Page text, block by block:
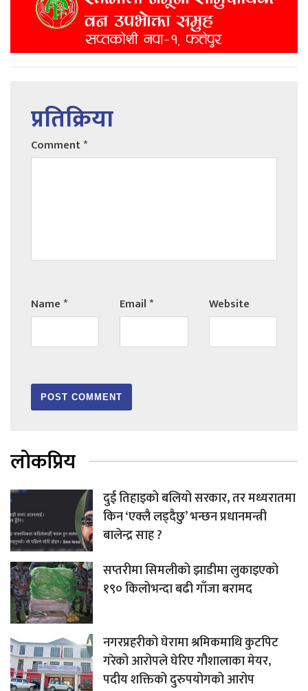
प्रतिक्रिया
Comment*
Name* Email* Website
लोकप्रिय
दुई तिहाइको बलियो सरकार, तर मध्यरातमा
किन ‘एक्लै लड्दैछु’ भन्छन प्रधानमन्त्री
बालेन्द्र साह ?
सप्तरीमा सिमलीको झाडीमा लुकाइएको
१९० किलोभन्दा बढी गाँजा बरामद
नगरप्रहरीको घेरामा श्रमिकमाथि कुटपिट
गरेको आरोपले घेरिए गौशालाका मेयर,
पदीय शक्तिको दुरुपयोगको आरोप